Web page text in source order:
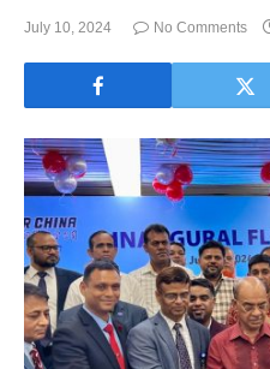
July 10, 2024 No Comments